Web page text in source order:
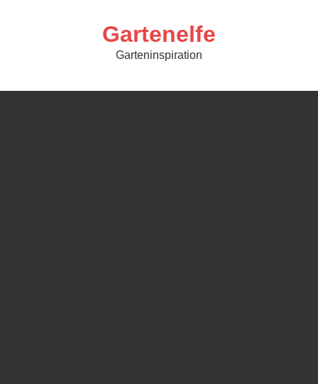
Gartenelfe
Garteninspiration